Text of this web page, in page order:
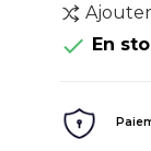
 En